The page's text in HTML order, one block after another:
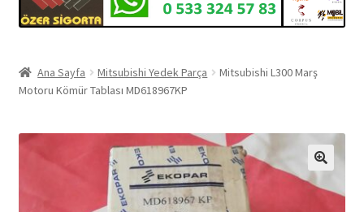
Ana Sayfa Mitsubishi Yedek Parça
Mitsubishi L300 Marş
Motoru Kömür Tablası MD618967KP